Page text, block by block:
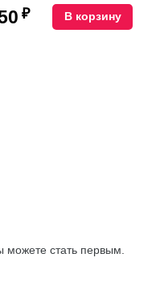
₽ В корзину
можете стать первым.